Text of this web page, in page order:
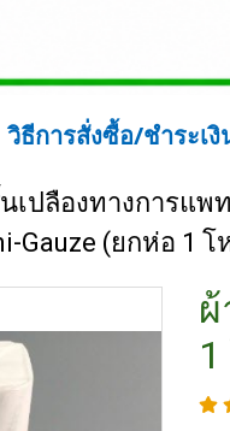
วิธีการสั่งซื้อ/ชำระเงิ
เปลืองทางการแพ
Gauze (ยกห่อ 1 โ